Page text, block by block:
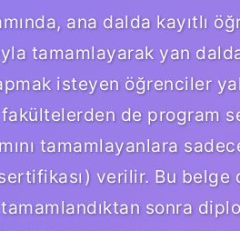
ana dalda kayıtlı
tamamlayarak yan
isteyen öğrenciler
de program
tamamlayanlara
verilir. Bu belge
sonra